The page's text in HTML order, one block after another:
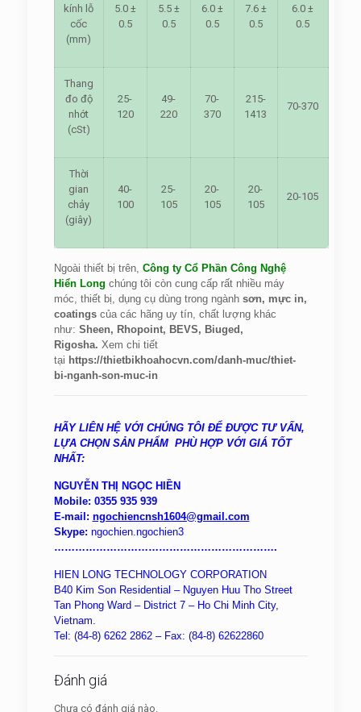
kính lỗ
cốc
(mm)
5.0 ±
0.5
5.5 ±
0.5
6.0 ±
0.5
7.6 ±
0.5
6.0 ±
0.5
Thang
đo độ
nhớt
(cSt)
25-
120
49-
220
70-
370
215-
1413
70-370
Thời
gian
chảy
(giây)
40-
100
25-
105
20-
105
20-
105
20-105
Ngoài thiết bị trên, Công ty Cổ Phần Công Nghệ
Hiển Long chúng tôi còn cung cấp rất nhiều máy
móc, thiết bị, dụng cụ dùng trong ngành sơn, mực in,
coatingscủa các hãng uy tín, chất lượng khác
như: Sheen, Rhopoint, BEVS, Biuged,
Rigosha. Xem chi tiết
tại https://thietbikhoahocvn.com/danh-muc/thiet-
bi-nganh-son-muc-in
HÃY LIÊN HỆ VỚI CHÚNG TÔI ĐỂ ĐƯỢC TƯ VẤN,
LỰA CHỌN SẢN PHẨM PHÙ HỢP VỚI GIÁ TỐT
NHẤT:
NGUYỄN THỊ NGỌC HIỀN
Mobile: 0355 935 939
E-mail: ngochiencnsh1604@gmail.com
Skype: ngochien.ngochien3
……………………………………………………….
HIEN LONG TECHNOLOGY CORPORATION
B40 Kim Son Residential – Nguyen Huu Tho Street
Tan Phong Ward – District 7 – Ho Chi Minh City,
Vietnam.
Tel: (84-8) 6262 2862 – Fax: (84-8) 62622860
Đánh giá
Chưa có đánh giá nào.